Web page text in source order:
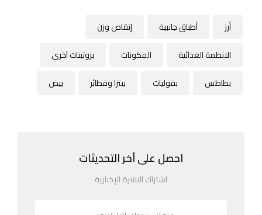
أطباق جانبية
إنقاص وزن
الانظمة الغذائية
المكونات
بروتينات آخري
بطاطس
بقوليات بيتزا وفطائر بيض
احصل على آخر التحديثات
اشتراك النشرة الإخبارية